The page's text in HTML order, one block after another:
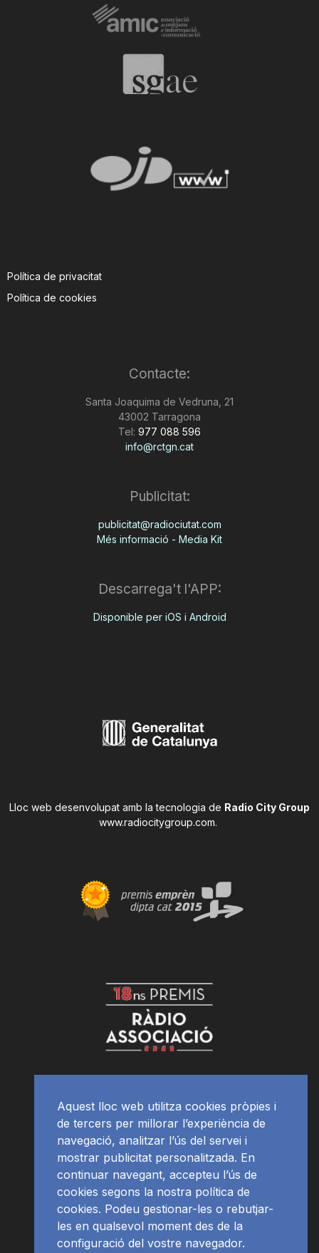
Política de privacitat
Política de cookies
Contacte:
Santa Joaquima de Vedruna, 21
43002 Tarragona
Tel: 977 088 596
info@rctgn.cat
Publicitat:
publicitat@radiociutat.com
Més informació - Media Kit
Descarrega't l'APP:
Disponible per iOS i Android
Lloc web desenvolupat amb la tecnologia de Radio City Group
www.radiocitygroup.com.
Aquest lloc web utilitza cookies pròpies i
de tercers per millorar l’experiència de
navegació, analitzar l’ús del servei i
mostrar publicitat personalitzada. En
continuar navegant, accepteu l’ús de
cookies segons la nostra política de
cookies. Podeu gestionar-les o rebutjar-
les en qualsevol moment des de la
configuració del vostre navegador.